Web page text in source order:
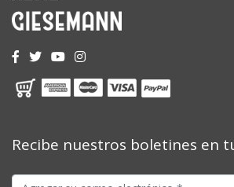
Recibe nuestros boletines en